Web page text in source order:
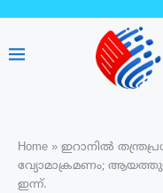
Home » ഇറാനിൽ
വ്യോമാക്രമണം;
ഇന്ന്.